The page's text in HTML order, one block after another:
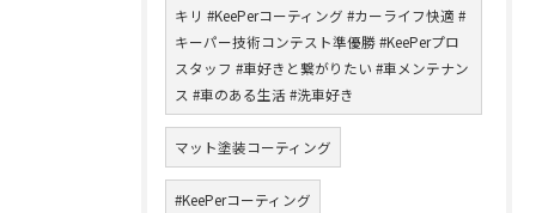
キリ #KeePerコーティング #カーライフ快適 #
キーパー技術コンテスト準優勝 #KeePerプロ
スタッフ #車好きと繋がりたい #車メンテナン
ス #車のある生活 #洗車好き
マット塗装コーティング
#KeePerコーティング